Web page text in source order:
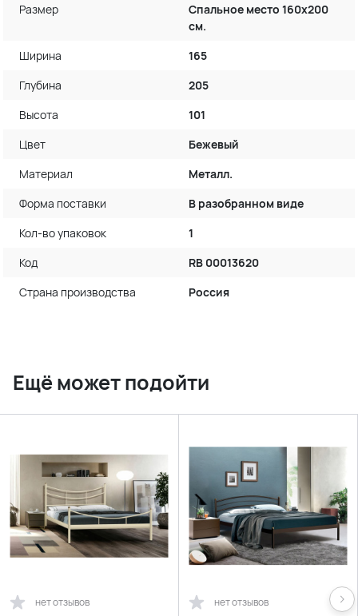
Размер
Спальное место 160х200
см.
Ширина
165
Глубина
205
Высота
101
Цвет
Бежевый
Материал
Металл.
Форма поставки
В разобранном виде
Кол-во упаковок
1
Код
RB 00013620
Страна производства
Россия
Ещё может подойти
нет отзывов нет отзывов